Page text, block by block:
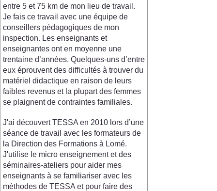
entre 5 et 75 km de mon lieu de travail.
Je fais ce travail avec une équipe de
conseillers pédagogiques de mon
inspection. Les enseignants et
enseignantes ont en moyenne une
trentaine d’années. Quelques-uns d’entre
eux éprouvent des difficultés à trouver du
matériel didactique en raison de leurs
faibles revenus et la plupart des femmes
se plaignent de contraintes familiales.
J'ai découvert TESSA en 2010 lors d’une
séance de travail avec les formateurs de
la Direction des Formations à Lomé.
J'utilise le micro enseignement et des
séminaires-ateliers pour aider mes
enseignants à se familiariser avec les
méthodes de TESSA et pour faire des